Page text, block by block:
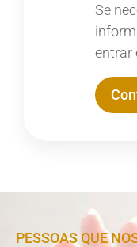
Se
entrar
PESSOAS QUE